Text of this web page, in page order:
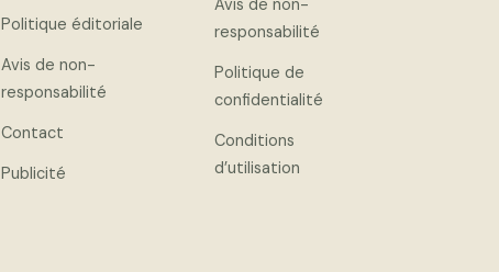
Politique éditoriale
Avis de non-
responsabilité
Contact
Publicité
Avis de non-
responsabilité
Politique de
confidentialité
Conditions
d’utilisation